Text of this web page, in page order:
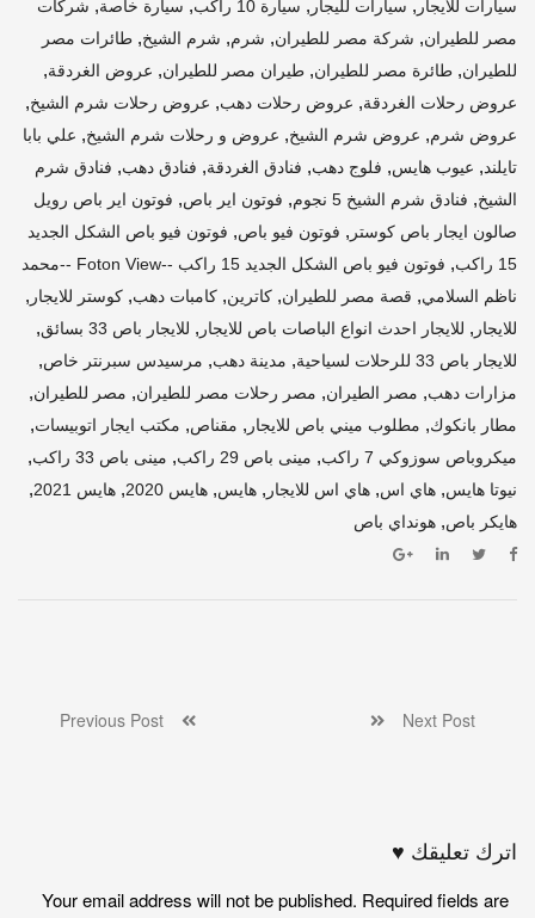
سيارات للايجار , سيارات لليجار , سيارة 10 راكب , سيارة خاصة, شركات
مصر للطيران, شركة مصر للطيران, شرم, شرم الشيخ, طائرات مصر
للطيران, طائرة مصر للطيران, طيران مصر للطيران, عروض الغردقة,
عروض رحلات الغردقة, عروض رحلات دهب, عروض رحلات شرم الشيخ,
عروض شرم, عروض شرم الشيخ, عروض و رحلات شرم الشيخ, علي بابا
تايلند, عيوب هايس, فلوج دهب, فنادق الغردقة, فنادق دهب, فنادق شرم
الشيخ, فنادق شرم الشيخ 5 نجوم , فوتون اير باص, فوتون اير باص رويل
صالون ايجار باص كوستر , فوتون فيو باص, فوتون فيو باص الشكل الجديد
15 راكب
,
فوتون فيو باص الشكل الجديد 15 راكب --Foton View --محمد
ناظم السلامي, قصة مصر للطيران, كاترين, كامبات دهب, كوستر للايجار ,
للايجار , للايجار احدث انواع الباصات باص للايجار , للايجار باص 33 بسائق ,
للايجار باص 33 للرحلات لسياحية , مدينة دهب, مرسيدس سبرنتر خاص,
مزارات دهب, مصر الطيران, مصر رحلات مصر للطيران, مصر للطيران,
مطار بانكوك, مطلوب ميني باص للايجار , مقناص, مكتب ايجار اتوبيسات,
ميكروباص سوزوكي 7 راكب , مينى باص 29 راكب , مينى باص 33 راكب ,
نيوتا هايس, هاي اس, هاي اس للايجار , هايس, هايس 2020 , هايس 2021 ,
هايكر باص, هونداي باص
Next Post
اترك تعليقك ♥
Your email address will not be published. Required fields are